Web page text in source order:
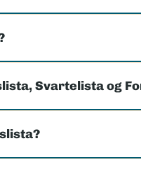
Svartelista og